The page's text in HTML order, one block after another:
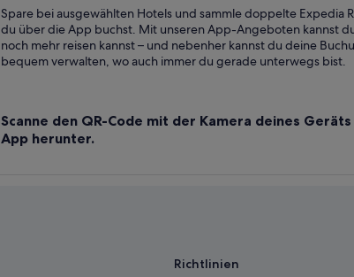
Spare bei ausgewählten Hotels und sammle doppelte Expedia
du über die App buchst. Mit unseren App-Angeboten kannst
noch mehr reisen kannst – und nebenher kannst du deine
bequem verwalten, wo auch immer du gerade unterwegs bist.
Scanne den QR-Code mit der Kamera deines
App herunter.
Richtlinien